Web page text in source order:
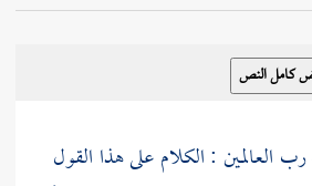
العالمين : الكلام على هذا القول